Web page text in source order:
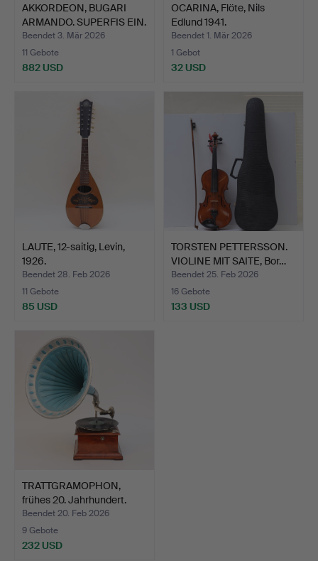
AKKORDEON, BUGARI
ARMANDO. SUPERFIS EIN.
Beendet 3. Mär 2026
11 Gebote
882 USD
OCARINA, Flöte, Nils
Edlund 1941.
Beendet 1. Mär 2026
1 Gebot
32 USD
LAUTE, 12-saitig, Levin,
1926.
Beendet 28. Feb 2026
11 Gebote
85 USD
TORSTEN PETTERSSON.
VIOLINE MIT SAITE, Bor…
Beendet 25. Feb 2026
16 Gebote
133 USD
TRATTGRAMOPHON,
frühes 20. Jahrhundert.
Beendet 20. Feb 2026
9 Gebote
232 USD